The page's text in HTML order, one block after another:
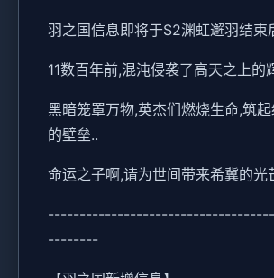
羽之国信息即将于S2渊虹邂羽结束
11数百年前,混沌侵袭了高天之上的
黑暗笼罩万物,英杰们燃烧生命,筑
的壁垒..
命运之子啊,请为世间带来希冀的光
--------